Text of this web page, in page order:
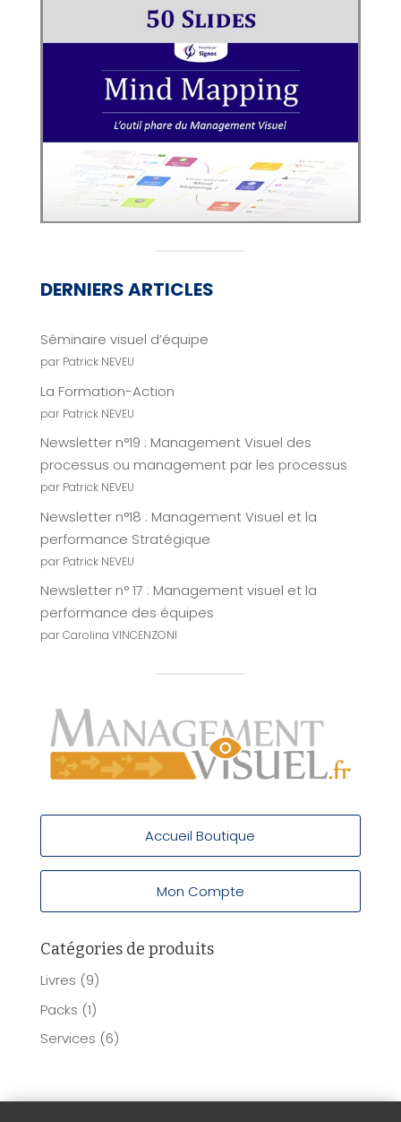
DERNIERS ARTICLES
Séminaire visuel d’équipe
par Patrick NEVEU
La Formation-Action
par Patrick NEVEU
Newsletter n°19 : Management Visuel des
processus ou management par les processus
par Patrick NEVEU
Newsletter n°18 : Management Visuel et la
performance Stratégique
par Patrick NEVEU
Newsletter n° 17 : Management visuel et la
performance des équipes
par Carolina VINCENZONI
Accueil Boutique
Mon Compte
Catégories de produits
Livres (9)
Packs (1)
Services (6)